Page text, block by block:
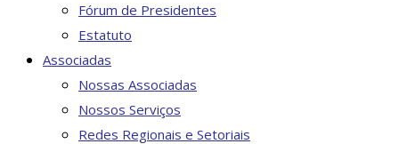
Fórum de Presidentes
Estatuto
Associadas
Nossas Associadas
Nossos Serviços
Redes Regionais e Setoriais